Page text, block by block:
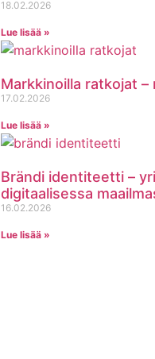
18.02.2026
Lue lisää »
Markkinoilla ratkojat
17.02.2026
Lue lisää »
Brändi identiteetti –
digitaalisessa
16.02.2026
Lue lisää »